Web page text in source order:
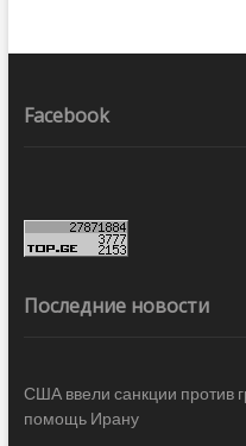
Facebook
Последние новости
США ввели санкции против
помощь Ирану